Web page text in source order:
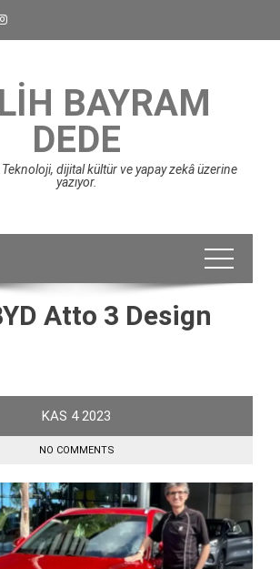
BAYRAM
DEDE
dijital kültür ve yapay zekâ üzerine
yazıyor.
Atto 3 Design
KAS 4 2023
NO COMMENTS